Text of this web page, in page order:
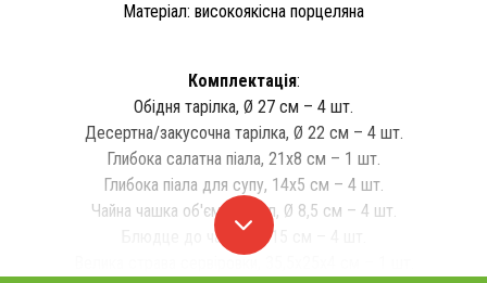
Матеріал: високоякісна порцеляна
Комплектація:
Обідня тарілка, Ø 27 см – 4 шт.
Десертна/закусочна тарілка, Ø 22 см – 4 шт.
Глибока салатна піала, 21х8 см – 1 шт.
Глибока піала для супу, 14х5 см – 4 шт.
Чайна чашка об'єм 250 мл, Ø 8,5 см – 4 шт.
Блюдце до чашки, Ø 15 см – 4 шт.